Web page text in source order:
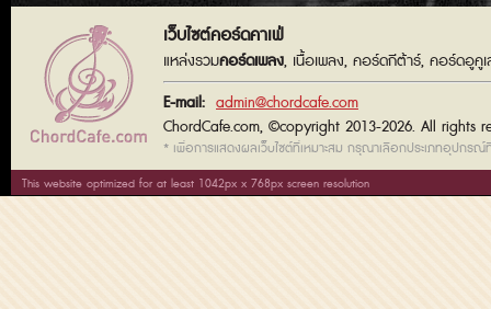
เว็บไซต์คอร์ดคาเฟ่
แหล่งรวมคอร์ดเพลง, เนื้อเพลง, คอร์ดกีต้าร์, คอร์ดอูคู
E-mail: admin@chordcafe.com
ChordCafe.com, ©copyright 2013-2026. All rights
* เพื่อการแสดงผลเว็บไซต์ที่เหมาะสม กรุณาเลือกประเภทอุปกรณ์
This website optimized for at least 1042px x 768px screen resolution